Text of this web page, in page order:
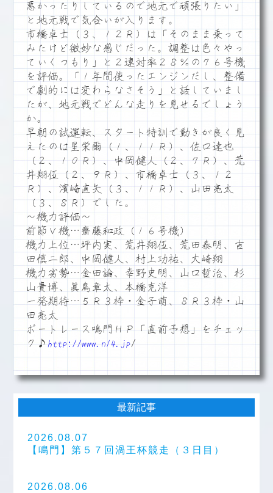
悪かったりしているので地元で頑張りたい」
と地元戦で気合いが入ります。
市橋卓士（３、１２Ｒ）は「そのまま乗って
みたけど微妙な感じだった。調整は色々やっ
ていくつもり」と２連対率２８％の７６号機
を評価。「１年間使ったエンジンだし、整備
で劇的には変わらなさそう」と話していまし
たが、地元戦でどんな走りを見せるでしょう
か。
早朝の試運転、スタート特訓で動きが良く見
えたのは星栄爾（１、１１Ｒ）、佐口達也
（２、１０Ｒ）、中岡健人（２、７Ｒ）、荒
井翔伍（２、９Ｒ）、市橋卓士（３、１２
Ｒ）、濱崎直矢（３、１１Ｒ）、山田亮太
（３、８Ｒ）でした。
～機力評価～
前節Ｖ機…齋藤和政（１６号機）
機力上位…坪内実、荒井翔伍、荒田泰明、吉
田慎二郎、中岡健人、村上功祐、大崎翔
機力劣勢…金田論、幸野史明、山口哲治、杉
山貴博、眞鳥章太、本橋克洋
一発期待…５Ｒ３枠・金子萌、８Ｒ３枠・山
田亮太
ボートレース鳴門ＨＰ「直前予想」をチェッ
ク♪ http://www.n14.jp/
最新記事
2026.08.07
【鳴門】第５７回渦王杯競走（３日目）
2026.08.06